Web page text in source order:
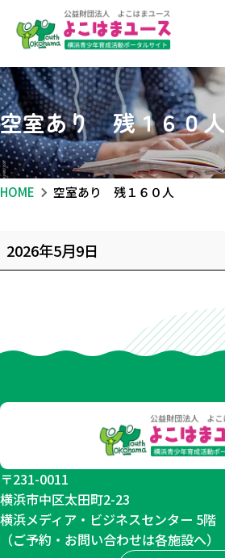
空室あり 残１６０人
HOME 空室あり 残１６０人
空
室
残
６
2026年5月9日
〒231-0011
横浜市中区太田町2-23
横浜メディア・ビジネスセンター 5階
（ご予約・お問い合わせは各施設へ）